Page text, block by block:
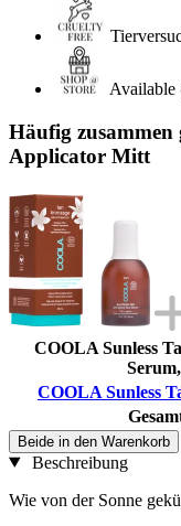
Available
Häufig
Applicator Mitt
COOLA Sunless
COOLA Sunless
Beide in den Warenkorb
Beschreibung
Wie von der Sonne